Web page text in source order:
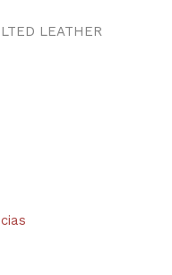
LEATHER